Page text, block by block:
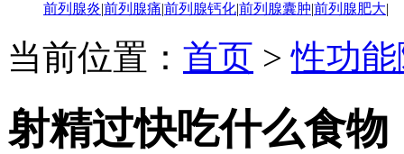
前列腺炎|前列腺痛|前列腺钙化|前列腺囊肿|前列腺肥大|
当前位置： 首页 >性功
射精过快吃什么食物